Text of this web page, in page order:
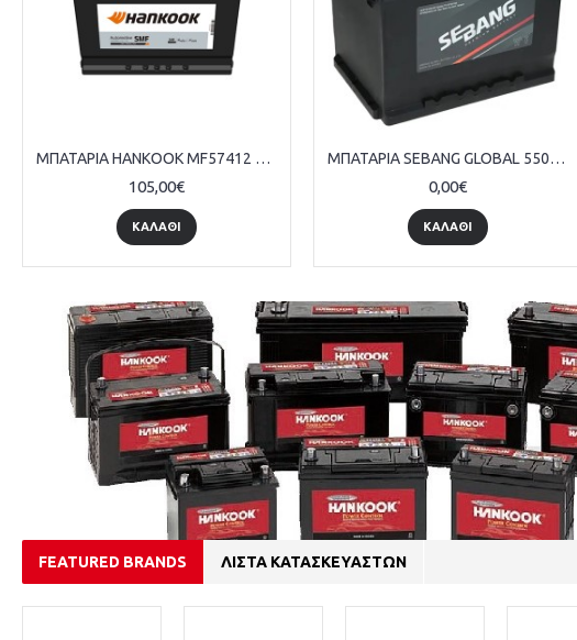
ΜΠΑΤΑΡΙΑ SEBANG GLOBAL 55066 12V 50AH 415A KOREA ΜΠΑΤΑΡΙΑ SEBANG GLOBAL 56219 12V 62AH 510A KOREA
FEATURED BRANDS ΛΙΣΤΑ ΚΑΤΑΣΚΕΥΑΣΤΩΝ